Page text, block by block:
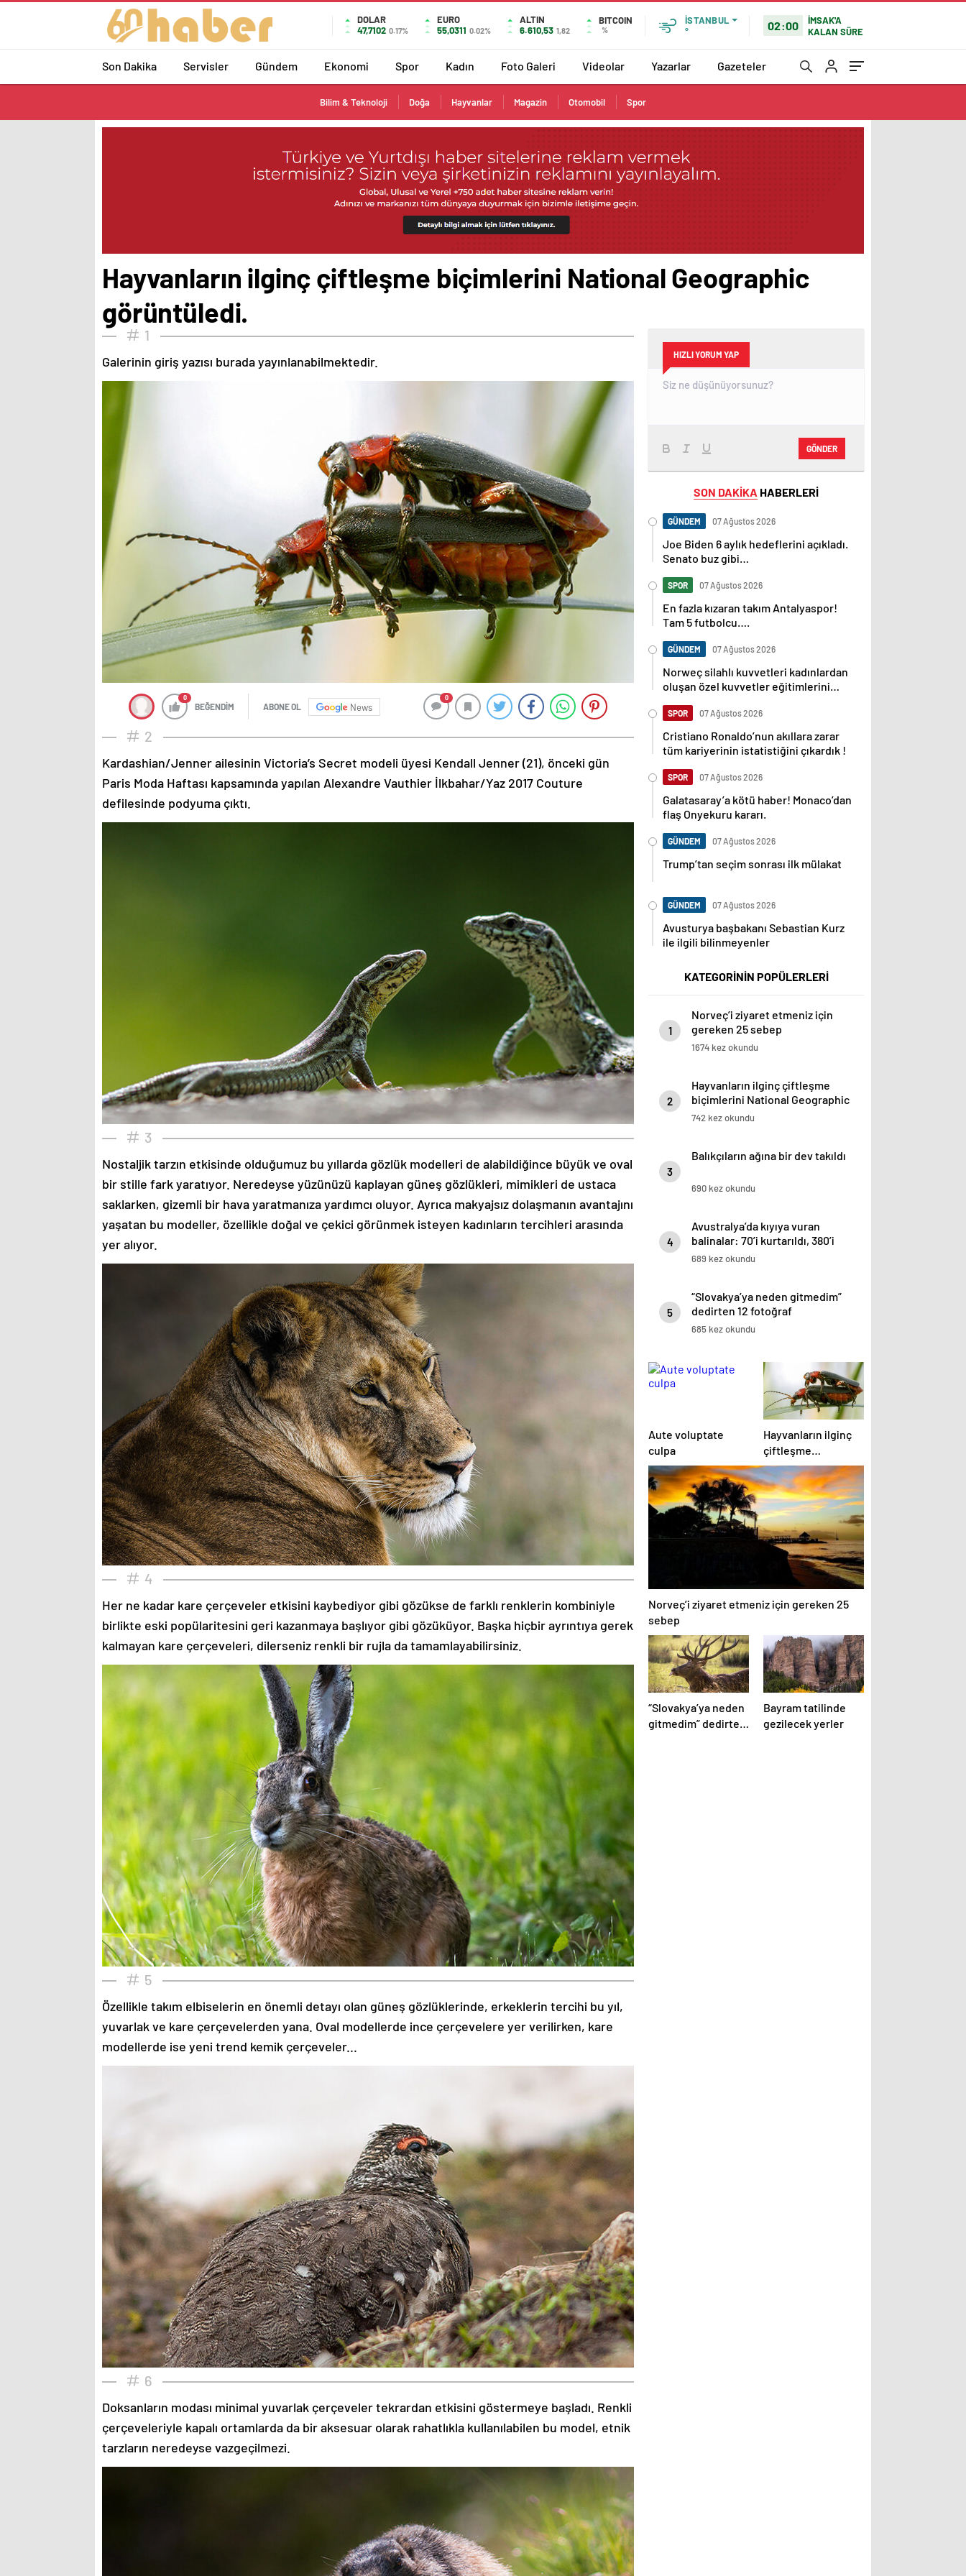
DOLAR
47,7102 0.17%
EURO
55,0311 0.02%
ALTIN
6.610,53 1,82
BITCOIN
%
İSTANBUL
°
02:00
İMSAK'A
KALAN SÜRE
Son Dakika Servisler Gündem Ekonomi Spor Kadın Foto Galeri Videolar Yazarlar Gazeteler
Bilim & Teknoloji Doğa Hayvanlar Magazin Otomobil Spor
Hayvanların ilginç çiftleşme biçimlerini National Geographic
görüntüledi.
1
Galerinin giriş yazısı burada yayınlanabilmektedir.
0
BEĞENDİM ABONE OL News
0
2
Kardashian/Jenner ailesinin Victoria’s Secret modeli üyesi Kendall Jenner (21), önceki gün
Paris Moda Haftası kapsamında yapılan Alexandre Vauthier İlkbahar/Yaz 2017 Couture
defilesinde podyuma çıktı.
3
Nostaljik tarzın etkisinde olduğumuz bu yıllarda gözlük modelleri de alabildiğince büyük ve oval
bir stille fark yaratıyor. Neredeyse yüzünüzü kaplayan güneş gözlükleri, mimikleri de ustaca
saklarken, gizemli bir hava yaratmanıza yardımcı oluyor. Ayrıca makyajsız dolaşmanın avantajını
yaşatan bu modeller, özellikle doğal ve çekici görünmek isteyen kadınların tercihleri arasında
yer alıyor.
4
Her ne kadar kare çerçeveler etkisini kaybediyor gibi gözükse de farklı renklerin kombiniyle
birlikte eski popülaritesini geri kazanmaya başlıyor gibi gözüküyor. Başka hiçbir ayrıntıya gerek
kalmayan kare çerçeveleri, dilerseniz renkli bir rujla da tamamlayabilirsiniz.
5
Özellikle takım elbiselerin en önemli detayı olan güneş gözlüklerinde, erkeklerin tercihi bu yıl,
yuvarlak ve kare çerçevelerden yana. Oval modellerde ince çerçevelere yer verilirken, kare
modellerde ise yeni trend kemik çerçeveler...
6
Doksanların modası minimal yuvarlak çerçeveler tekrardan etkisini göstermeye başladı. Renkli
çerçeveleriyle kapalı ortamlarda da bir aksesuar olarak rahatlıkla kullanılabilen bu model, etnik
tarzların neredeyse vazgeçilmezi.
HIZLI YORUM YAP
GÖNDER
SON DAKİKA HABERLERİ
GÜNDEM 07 Ağustos 2026
Joe Biden 6 aylık hedeflerini açıkladı.
Senato buz gibi…
SPOR 07 Ağustos 2026
En fazla kızaran takım Antalyaspor!
Tam 5 futbolcu….
GÜNDEM 07 Ağustos 2026
Norweç silahlı kuvvetleri kadınlardan
oluşan özel kuvvetler eğitimlerini
SPOR 07 Ağustos 2026
Cristiano Ronaldo’nun akıllara zarar
tüm kariyerinin istatistiğini çıkardık !
SPOR 07 Ağustos 2026
Galatasaray’a kötü haber! Monaco’dan
flaş Onyekuru kararı.
GÜNDEM 07 Ağustos 2026
Trump’tan seçim sonrası ilk mülakat
GÜNDEM 07 Ağustos 2026
Avusturya başbakanı Sebastian Kurz
ile ilgili bilinmeyenler
KATEGORİNİN POPÜLERLERİ
1
Norveç’i ziyaret etmeniz için
gereken 25 sebep
1674 kez okundu
2
Hayvanların ilginç çiftleşme
biçimlerini National Geographic
görüntüledi.
742 kez okundu
3
Balıkçıların ağına bir dev takıldı
690 kez okundu
4
Avustralya’da kıyıya vuran
balinalar: 70’i kurtarıldı, 380’i
öldü
689 kez okundu
5
“Slovakya’ya neden gitmedim”
dedirten 12 fotoğraf
685 kez okundu
Aute voluptate
culpa
Hayvanların ilginç
çiftleşme
biçimlerini National
Geographic
görüntüledi.
Norveç’i ziyaret etmeniz için gereken 25
sebep
“Slovakya’ya neden
gitmedim” dedirten
Bayram tatilinde
gezilecek yerler